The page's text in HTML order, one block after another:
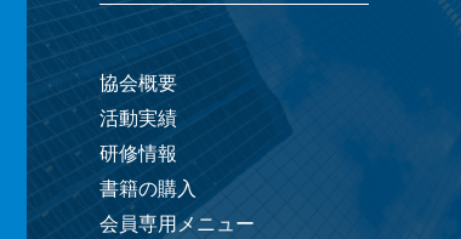
協会概要
活動実績
研修情報
書籍の購入
会員専用メニュー